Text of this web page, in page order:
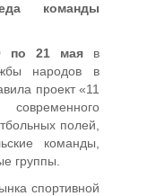
команды
по 21 мая в
народов в
проект «11
полей,
команды,
группы.
спортивной